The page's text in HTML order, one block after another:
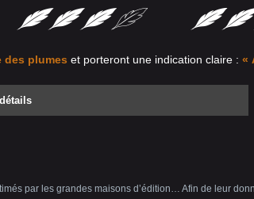
des plumes et porteront une indication claire : «
par les grandes maisons d’édition… Afin de leur